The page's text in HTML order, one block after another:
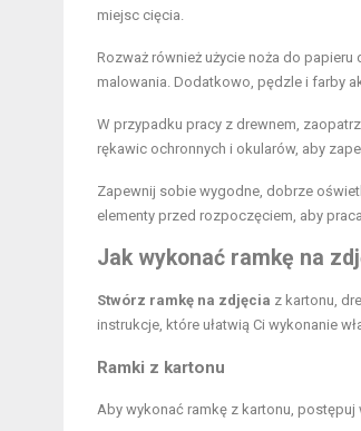
miejsc cięcia.
Rozważ również użycie noża do
malowania. Dodatkowo, pędzle i farby
W przypadku pracy z drewnem,
rękawic ochronnych i okularów, aby
Zapewnij sobie wygodne, dobrze
elementy przed rozpoczęciem, aby
Jak wykonać ramkę na
Stwórz ramkę na zdjęcia z kartonu,
instrukcje, które ułatwią Ci wykonanie
Ramki z kartonu
Aby wykonać ramkę z kartonu, postępuj